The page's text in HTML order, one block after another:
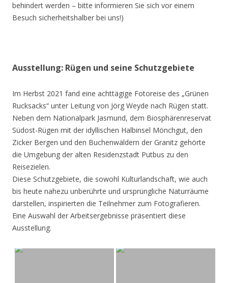
behindert werden – bitte informieren Sie sich vor einem
Besuch sicherheitshalber bei uns!)
Ausstellung: Rügen und seine Schutzgebiete
Im Herbst 2021 fand eine achttägige Fotoreise des „Grünen
Rucksacks“ unter Leitung von Jörg Weyde nach Rügen statt.
Neben dem Nationalpark Jasmund, dem Biosphärenreservat
Südost-Rügen mit der idyllischen Halbinsel Mönchgut, den
Zicker Bergen und den Buchenwäldern der Granitz gehörte
die Umgebung der alten Residenzstadt Putbus zu den
Reisezielen.
Diese Schutzgebiete, die sowohl Kulturlandschaft, wie auch
bis heute nahezu unberührte und ursprüngliche Naturräume
darstellen, inspirierten die Teilnehmer zum Fotografieren.
Eine Auswahl der Arbeitsergebnisse präsentiert diese
Ausstellung.